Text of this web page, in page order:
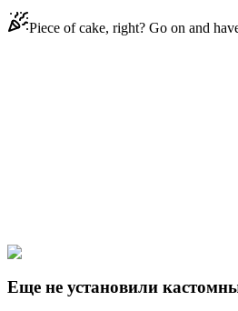
Piece of cake, right? Go on and
Эстетика
Еще не установили